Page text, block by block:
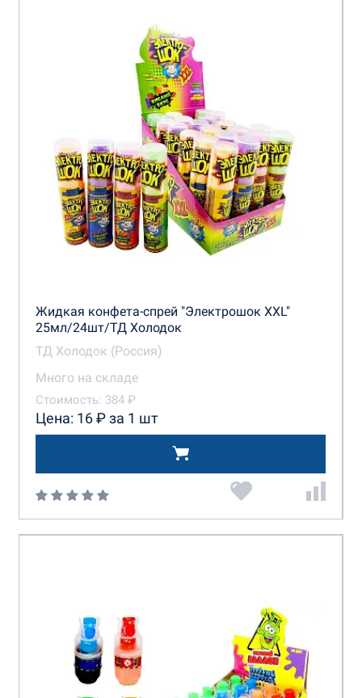
Жидкая конфета-спрей "Электрошок XXL"
25мл/24шт/ТД Холодок
ТД Холодок (Россия)
Много на складе
Стоимость: 384 ₽
Цена: 16 ₽ за 1 шт